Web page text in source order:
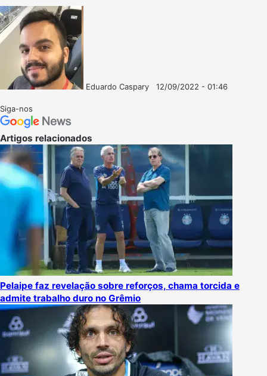
Eduardo Caspary
12/09/2022 - 01:46
Siga-nos
Artigos relacionados
Pelaipe faz revelação sobre reforços, chama torcida e
admite trabalho duro no Grêmio